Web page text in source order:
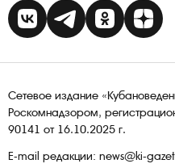
Сетевое издание
Роскомнадзором,
90141 от 16.10.2025 г.
E-mail редакции: news@ki-